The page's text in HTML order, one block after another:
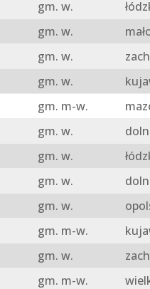
gm. w.
gm. w.
gm. w.
gm. w.
gm. m-w.
gm. w.
gm. w.
gm. w.
gm. w.
gm. m-w.
gm. w.
gm. m-w.